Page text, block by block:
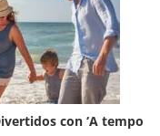
con ‘A tempo